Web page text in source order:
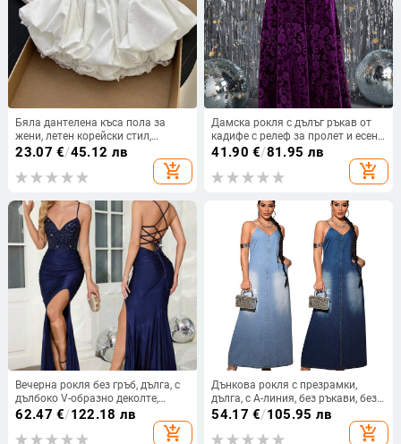
Бяла дантелена къса пола за
жени, летен корейски стил,
подплата за непрозрачност,
уникална пола с лалеобразен
силует
23.07 €/45.12 лв
add_shopping_cart
Дамска рокля с дълъг ръкав от
кадифе с релеф за пролет и есен,
големи размери, с прилепнала
кройка, елегантна и екстра голям
размер
41.90 €/81.95 лв
add_shopping_cart
Вечерна рокля без гръб, дълга, с
дълбоко V-образно деколте,
висока талия, без ръкави,
полиестерна колажна материя
62.47 €/122.18 лв
add_shopping_cart
Дънкова рокля с презрамки,
дълга, с А-линия, без ръкави, без
яка; смес памук и спандекс (50-
70% памук, 30-50% спандекс)
54.17 €/105.95 лв
add_shopping_cart